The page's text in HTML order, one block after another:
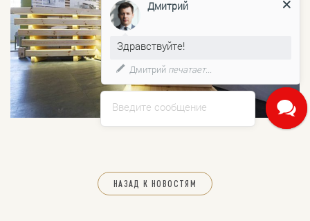
НАЗАД К НОВОСТЯМ
Введите сообщение
Дмитрий
Здравствуйте!
Дмитрийпечатает...